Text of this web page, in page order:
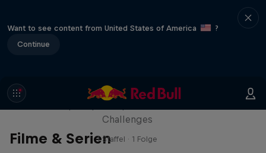
Want to see content from United States of America
?
Continue
Filme & Serien
Red Bull Trapped
Challenges
1 Staffel · 1 Folge